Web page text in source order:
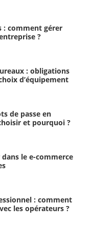
: comment gérer
?
: obligations
d’équipement
de passe en
et pourquoi ?
le e-commerce
: comment
les opérateurs ?